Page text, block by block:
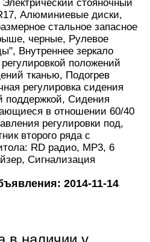
стояночный
Алюминиевые диски,
стальное запасное
черные, Рулевое
Внутреннее зеркало
положений
тканью, Подогрев
регулировка сидения
поддержкой, Сидения
в отношении 60/40
регулировки под,
второго ряда с
RD радио, MP3, 6
Сигнализация
2014-11-14